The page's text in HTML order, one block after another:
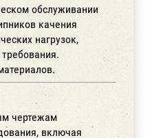
обслуживании
качения
нагрузок,
чертежам
включая